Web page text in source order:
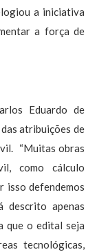
a iniciativa
a força de
Eduardo de
atribuições de
“Muitas obras
como cálculo
isso defendemos
descrito apenas
que o edital seja
tecnológicas,